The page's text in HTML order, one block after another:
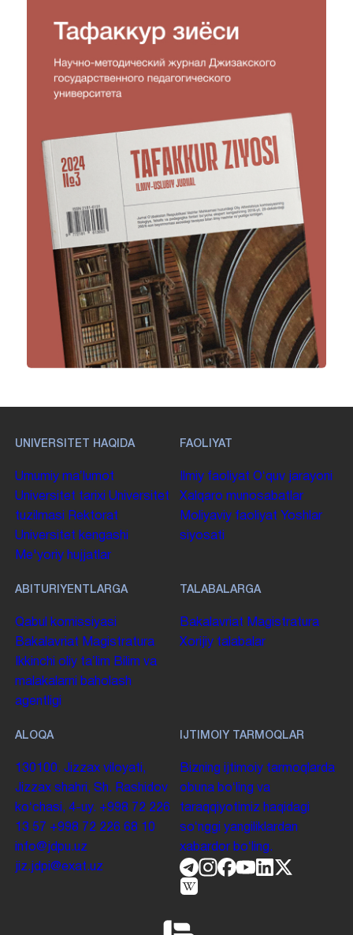
UNIVERSITET HAQIDA
Umumiy maʼlumot
Universitet tarixi Universitet
tuzilmasi
Rektorat
Universitet kengashi
Me'yoriy hujjatlar
FAOLIYAT
Ilmiy faoliyat Oʻquv jarayoni
Xalqaro munosabatlar
Moliyaviy faoliyat Yoshlar
siyosati
ABITURIYENTLARGA
Qabul komissiyasi
Bakalavriat Magistratura
Ikkinchi oliy taʼlim Bilim va
malakalarni baholash
agentligi
TALABALARGA
Bakalavriat Magistratura
Xorijiy talabalar
ALOQA
130100. Jizzax viloyati,
Jizzax shahri, Sh. Rashidov
koʻchasi, 4-uy. +998 72 226
13 57 +998 72 226 68 10
info@jdpu.uz
jiz.jdpi@exat.uz
IJTIMOIY TARMOQLAR
Bizning ijtimoiy tarmoqlarda
obuna boʻling va
taraqqiyotimiz haqidagi
soʻnggi yangiliklardan
xabardor boʻling.